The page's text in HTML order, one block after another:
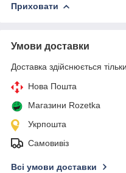
Приховати
Умови доставки
Доставка здійснюється
Нова Пошта
Магазини Rozetka
Укрпошта
Самовивіз
Всі умови доставки